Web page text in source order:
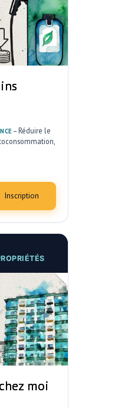
– Réduire le
Inscription
moi